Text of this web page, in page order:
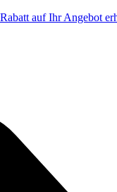
auf Ihr Angebot